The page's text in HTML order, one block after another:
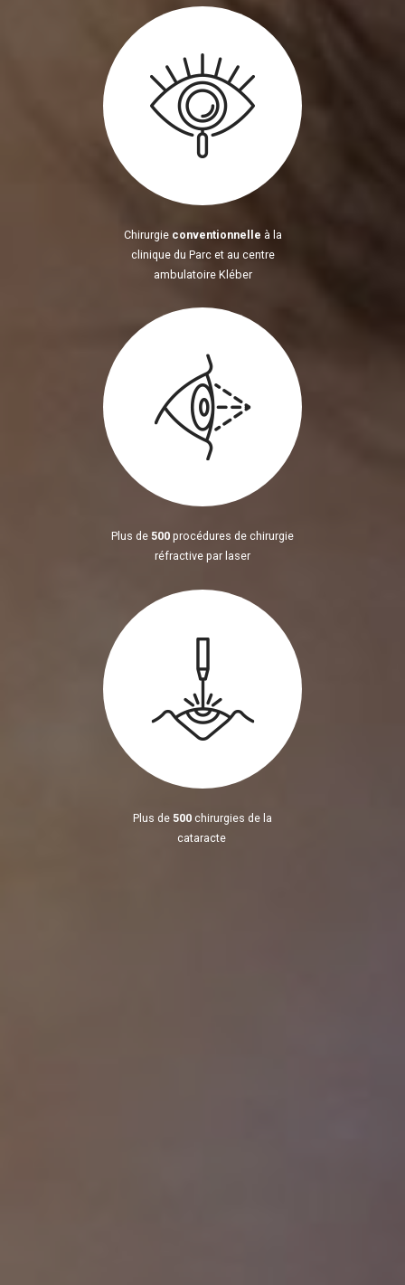
Chirurgie conventionnelle à la
clinique du Parc et au centre
ambulatoire Kléber
Plus de 500 procédures de chirurgie
réfractive par laser
Plus de 500 chirurgies de la
cataracte